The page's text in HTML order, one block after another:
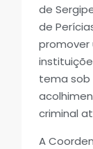
de
de
tema sob
criminal
A